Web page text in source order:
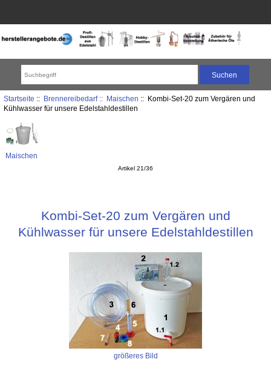
Startseite :: Brennereibedarf :: Maischen :: Kombi-Set-20 zum Vergären und
Kühlwasser für unsere Edelstahldestillen
Maischen
Artikel 21/36
Kombi-Set-20 zum Vergären und
Kühlwasser für unsere Edelstahldestillen
größeres Bild